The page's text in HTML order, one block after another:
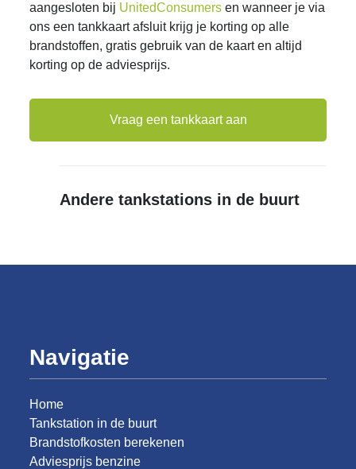
aangesloten bij UnitedConsumers en wanneer je via
ons een tankkaart afsluit krijg je korting op alle
brandstoffen, gratis gebruik van de kaart en altijd
korting op de adviesprijs.
Vraag een tankkaart aan
Andere tankstations in de buurt
Navigatie
Home
Tankstation in de buurt
Brandstofkosten berekenen
Adviesprijs benzine